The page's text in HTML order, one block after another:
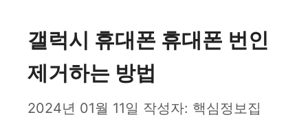
갤럭시 휴대폰 휴대폰 번인
제거하는 방법
2024년 01월 11일 작성자: 핵심정보집